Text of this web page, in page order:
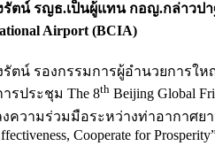
ตน์ รญธ.เป็นผู้แทน กอญ.กล่าวปา
Airport (BCIA)
รัตน์ รองกรรมการผู้อำนวยกา
รประชุม The 8th Beijing Global
ามร่วมมือระหว่างท่าอากาศยาน
Cooperate for